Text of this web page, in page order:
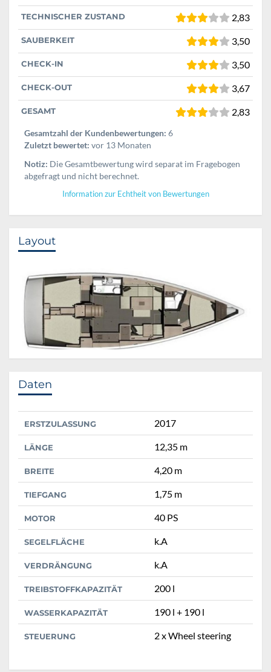
TECHNISCHER ZUSTAND 2,83
SAUBERKEIT 3,50
CHECK-IN 3,50
CHECK-OUT 3,67
GESAMT 2,83
Gesamtzahl der Kundenbewertungen: 6
Zuletzt bewertet: vor 13 Monaten
Notiz: Die Gesamtbewertung wird separat im Fragebogen
abgefragt und nicht berechnet.
Information zur Echtheit von Bewertungen
Layout
Daten
ERSTZULASSUNG 2017
LÄNGE 12,35 m
BREITE 4,20 m
TIEFGANG 1,75 m
MOTOR 40 PS
SEGELFLÄCHE k.A
VERDRÄNGUNG k.A
TREIBSTOFFKAPAZITÄT 200 l
WASSERKAPAZITÄT 190 l + 190 l
STEUERUNG 2 x Wheel steering